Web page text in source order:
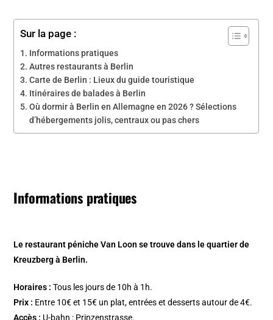
Sur la page :
Informations pratiques
Autres restaurants à Berlin
Carte de Berlin : Lieux du guide touristique
Itinéraires de balades à Berlin
Où dormir à Berlin en Allemagne en 2026 ? Sélections
d’hébergements jolis, centraux ou pas chers
Informations pratiques
Le restaurant péniche Van Loon se trouve dans le quartier de
Kreuzberg à Berlin.
Horaires : Tous les jours de 10h à 1h.
Prix : Entre 10€ et 15€ un plat, entrées et desserts autour de 4€.
Accès : U-bahn : Prinzenstrasse.